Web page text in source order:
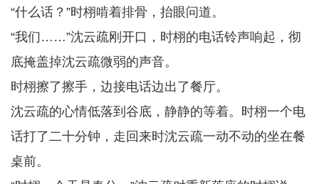
“什么话？”时栩啃着排骨，抬眼问道。
“我们……”沈云疏刚开口，时栩的电话铃声响起，彻
底掩盖掉沈云疏微弱的声音。
时栩擦了擦手，边接电话边出了餐厅。
沈云疏的心情低落到谷底，静静的等着。时栩一个电
话打了二十分钟，走回来时沈云疏一动不动的坐在餐
桌前。